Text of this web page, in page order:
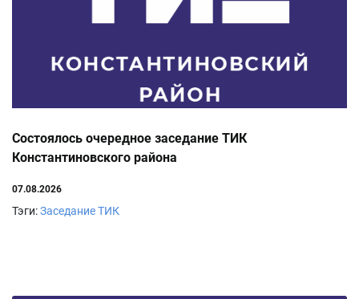
Состоялось очередное заседание ТИК
Константиновского района
07.08.2026
Тэги:Заседание ТИК